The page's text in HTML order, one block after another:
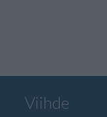
Viihde